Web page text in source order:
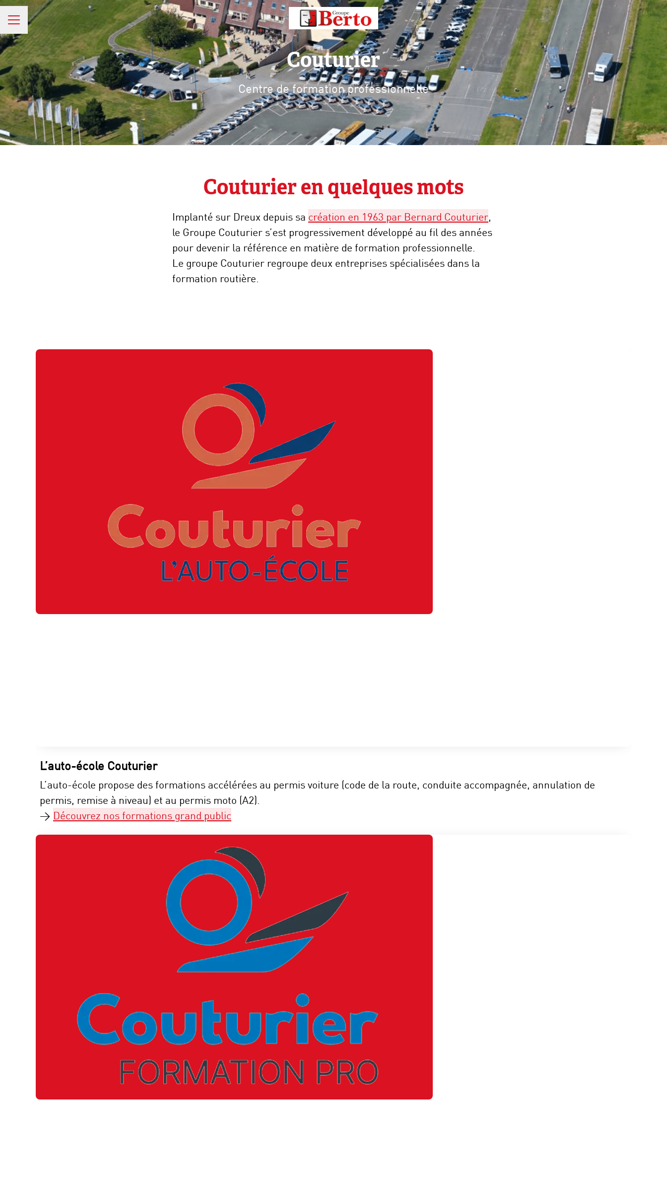
MENU CARRIÈRE
Couturier
Centre de formation professionnelle
Couturier en quelques mots
Implanté sur Dreux depuis sa création en 1963 par Bernard Couturier,
le Groupe Couturier s’est progressivement développé au fil des années
pour devenir la référence en matière de formation professionnelle.
Le groupe Couturier regroupe deux entreprises spécialisées dans la
formation routière.
L’auto-école Couturier
L’auto-école propose des formations accélérées au permis voiture (code de la route, conduite accompagnée, annulation de
permis, remise à niveau) et au permis moto (A2).
> Découvrez nos formations grand public